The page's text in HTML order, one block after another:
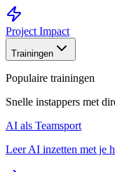
Project Impact
Trainingen
Populaire trainingen
Snelle instappers met
AI als Teamsport
Leer AI inzetten met je